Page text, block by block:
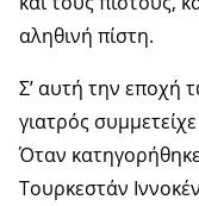
αληθινή πίστη.
Σ’ αυτή την εποχή
γιατρός
Όταν
Τουρκεστάν